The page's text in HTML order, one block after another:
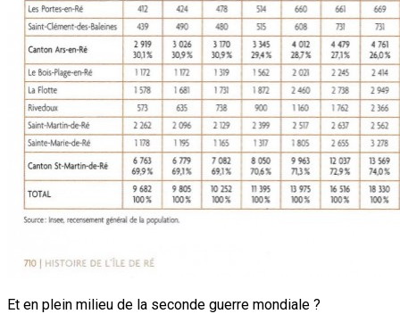
Et en plein milieu de la seconde guerre mondiale ?